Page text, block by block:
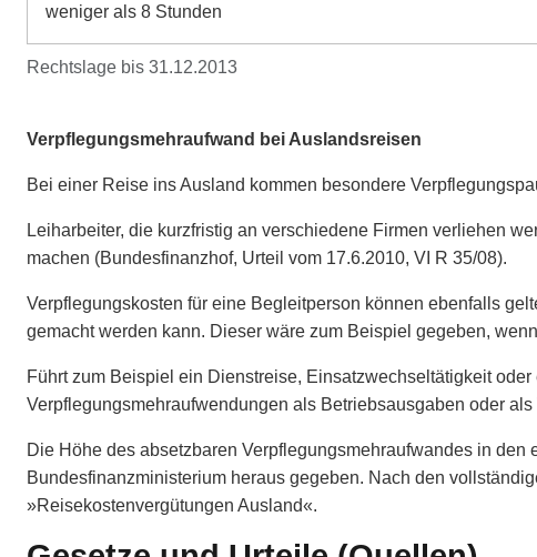
Rechtslage bis 31.12.2013
weniger als 8 Stunden
Verpflegungsmehraufwand bei Auslandsreisen
Bei einer Reise ins Ausland kommen besondere
Leiharbeiter, die kurzfristig an verschiedene Firmen verliehen
machen (Bundesfinanzhof, Urteil vom 17.6.2010, VI R 35/08).
Verpflegungskosten für eine Begleitperson können ebenfalls
gemacht werden kann. Dieser wäre zum Beispiel gegeben,
Führt zum Beispiel ein Dienstreise, Einsatzwechseltätigkeit
Verpflegungsmehraufwendungen als Betriebsausgaben oder
Die Höhe des absetzbaren Verpflegungsmehraufwandes in
Bundesfinanzministerium heraus gegeben. Nach den
»Reisekostenvergütungen Ausland«.